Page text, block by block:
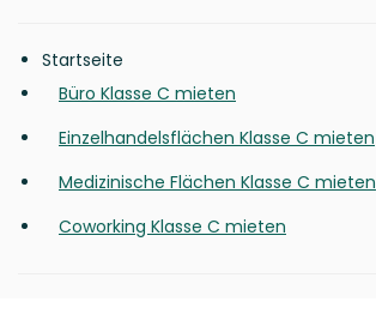
Startseite
Büro Klasse C mieten
Einzelhandelsflächen Klasse C mieten
Medizinische Flächen Klasse C mieten
Coworking Klasse C mieten